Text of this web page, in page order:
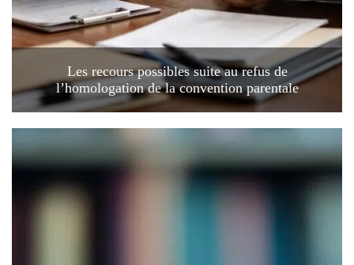
Les recours possibles suite au refus de
l’homologation de la convention parentale